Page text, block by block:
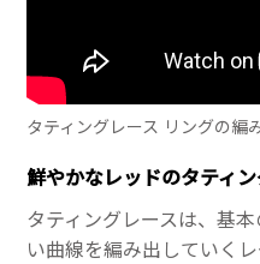
タティングレース リングの編
鮮やかなレッドのタティン
タティングレースは、基
い曲線を編み出していく